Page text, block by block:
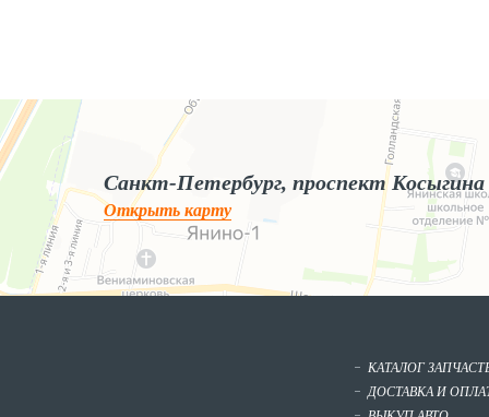
Яндекс.Карты
Яндекс.Карты — поиск мест и адресов, городской транспорт
Санкт-Петербург, проспект Косыгина
Открыть карту
КАТАЛОГ
ДОСТАВКА И